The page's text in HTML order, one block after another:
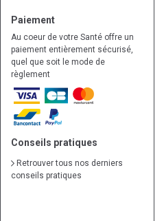
Paiement
Au coeur de votre Santé offre un
paiement entièrement sécurisé,
quel que soit le mode de
règlement
Conseils pratiques
Retrouver tous nos derniers
conseils pratiques